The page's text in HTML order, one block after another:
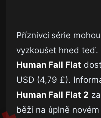
Příznivci série
vyzkoušet hned teď.
Human Fall Flat
USD (4,79 £).
Human Fall Flat 2
běží na úplně